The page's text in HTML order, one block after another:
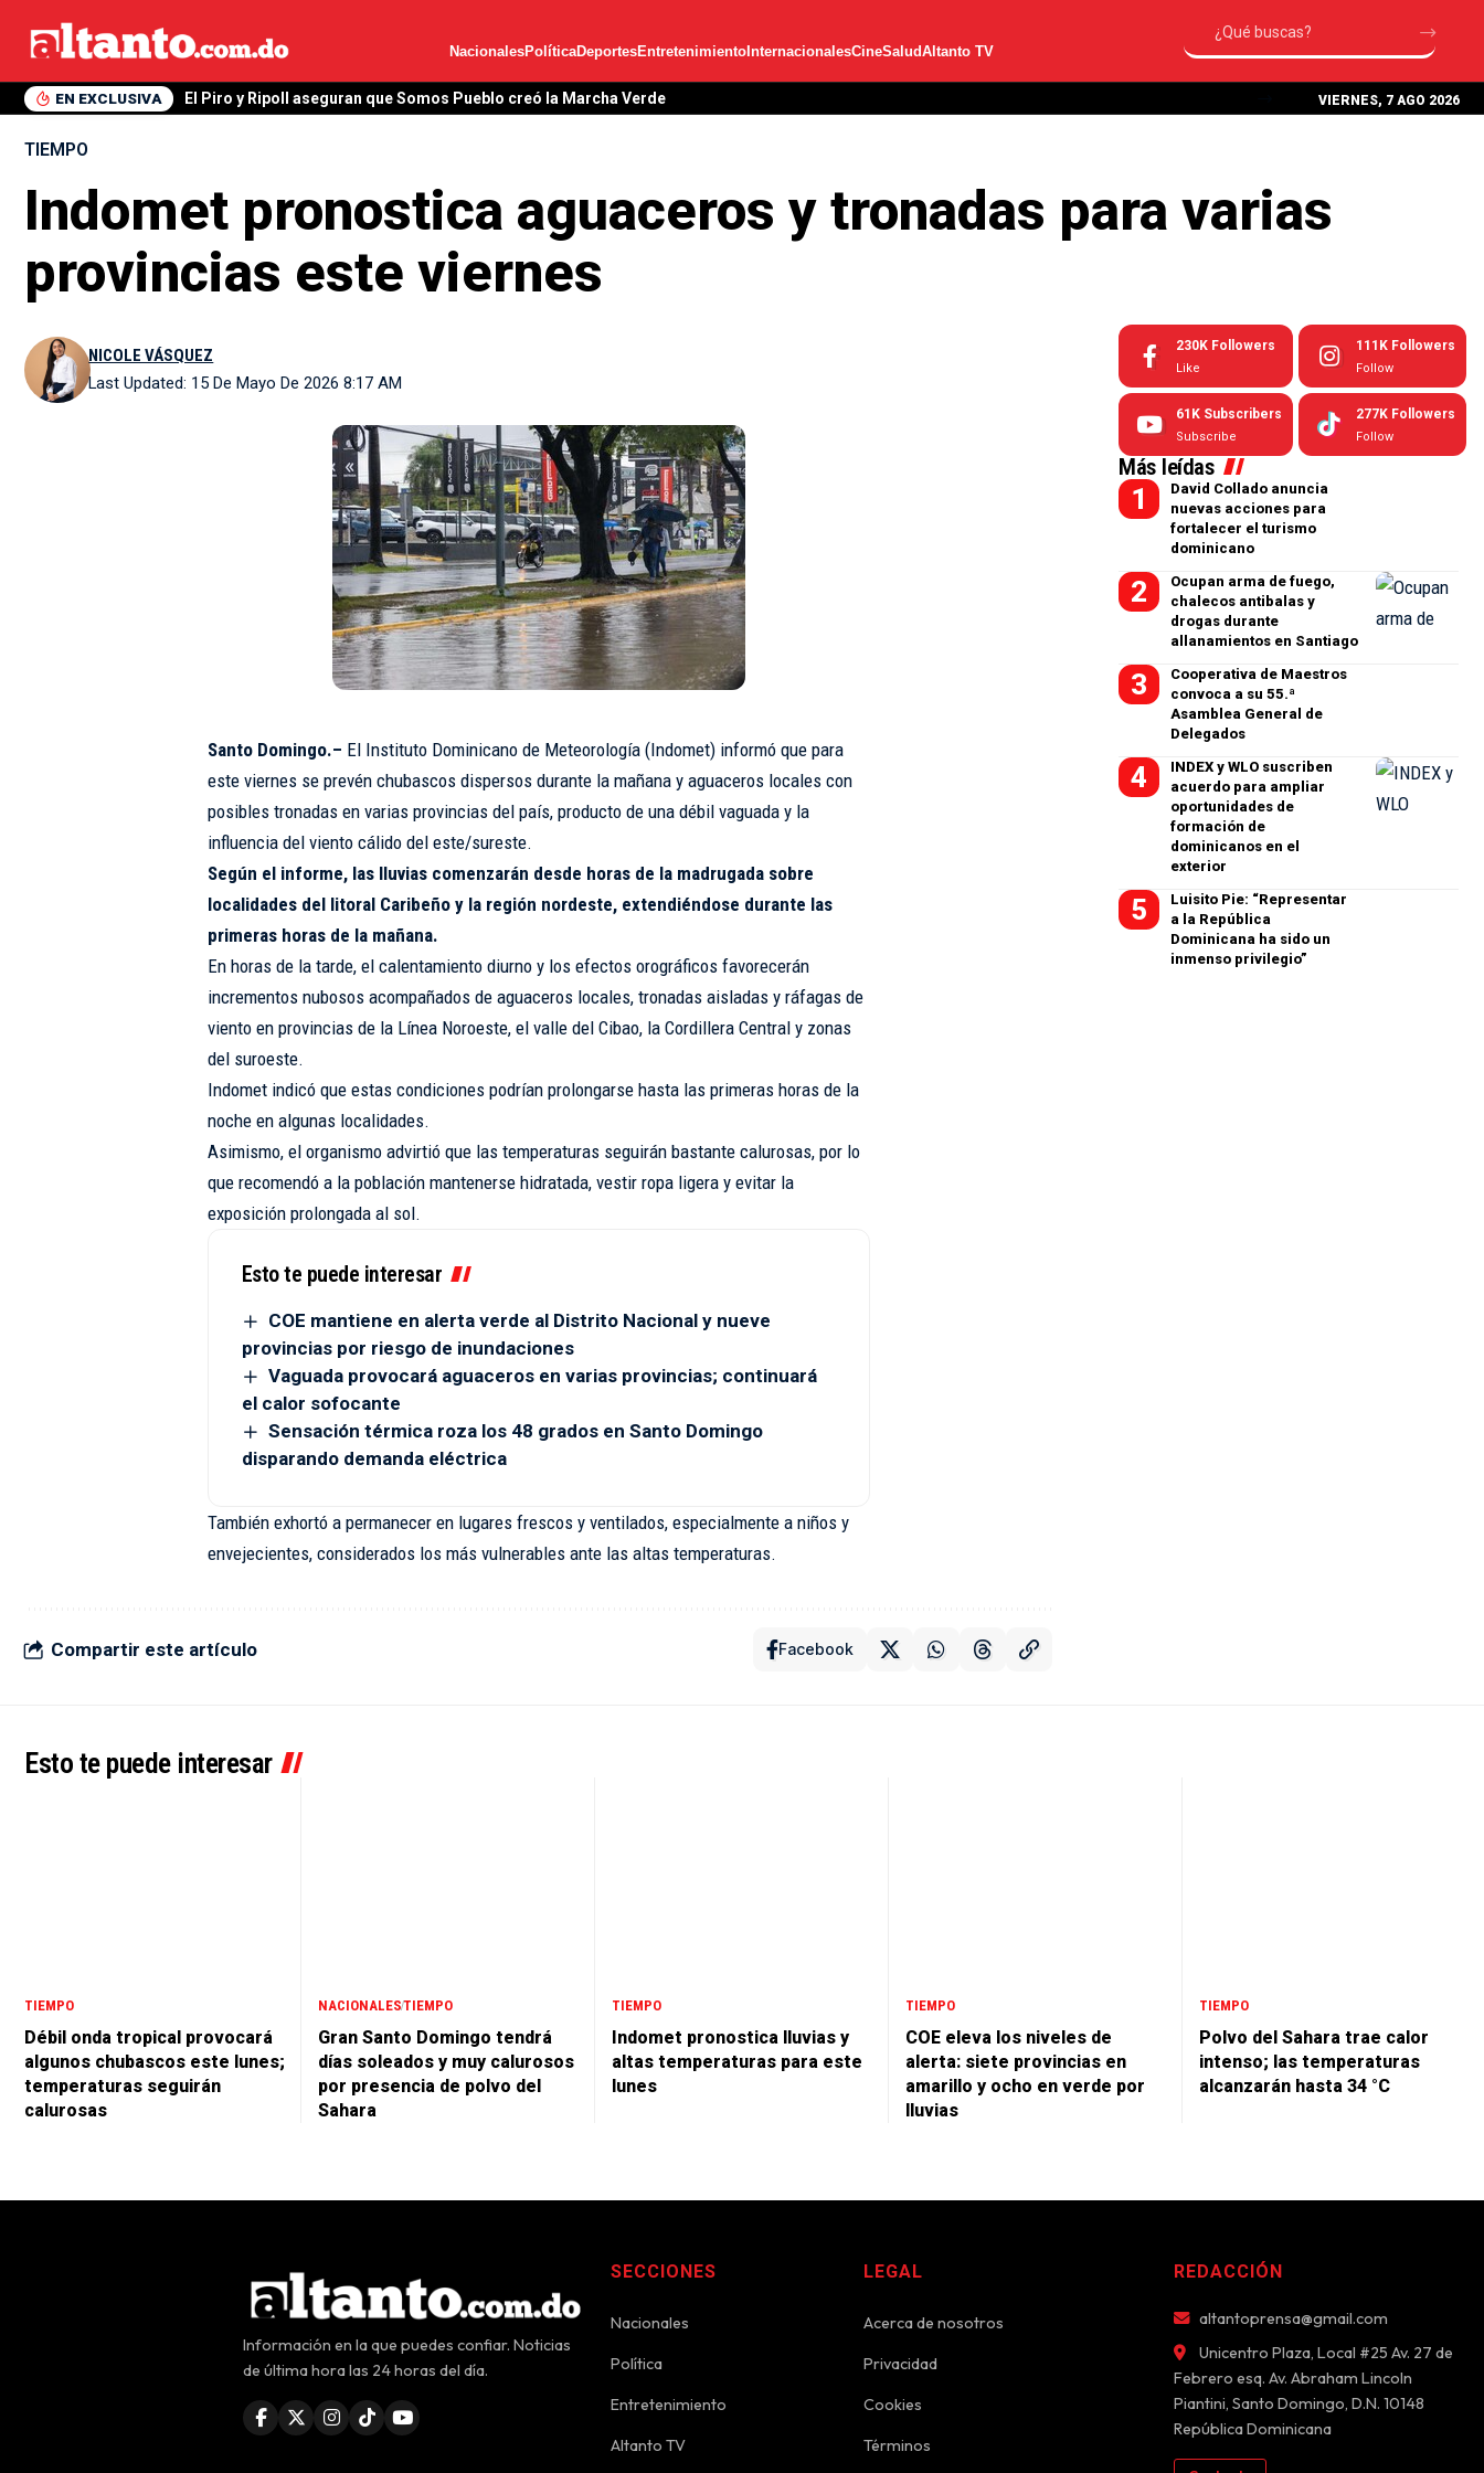
NacionalesPolíticaDeportesEntretenimiento InternacionalesCineSaludAltanto TV
EN EXCLUSIVA El Piro y Ripoll aseguran que Somos Pueblo creó la Marcha Verde VIERNES, 7 AGO 2026
TIEMPO
Indomet pronostica aguaceros y tronadas para varias
provincias este viernes
Last Updated: 15 De Mayo De 2026 8:17 AM
NICOLE VÁSQUEZ
Santo Domingo.– El Instituto Dominicano de Meteorología (Indomet) informó que para
este viernes se prevén chubascos dispersos durante la mañana y aguaceros locales con
posibles tronadas en varias provincias del país, producto de una débil vaguada y la
influencia del viento cálido del este/sureste.
Según el informe, las lluvias comenzarán desde horas de la madrugada sobre
localidades del litoral Caribeño y la región nordeste, extendiéndose durante las
primeras horas de la mañana.
En horas de la tarde, el calentamiento diurno y los efectos orográficos favorecerán
incrementos nubosos acompañados de aguaceros locales, tronadas aisladas y ráfagas de
viento en provincias de la Línea Noroeste, el valle del Cibao, la Cordillera Central y zonas
del suroeste.
Indomet indicó que estas condiciones podrían prolongarse hasta las primeras horas de la
noche en algunas localidades.
Asimismo, el organismo advirtió que las temperaturas seguirán bastante calurosas, por lo
que recomendó a la población mantenerse hidratada, vestir ropa ligera y evitar la
exposición prolongada al sol.
Esto te puede interesar
COE mantiene en alerta verde al Distrito Nacional y nueve
provincias por riesgo de inundaciones
Vaguada provocará aguaceros en varias provincias; continuará
el calor sofocante
Sensación térmica roza los 48 grados en Santo Domingo
disparando demanda eléctrica
También exhortó a permanecer en lugares frescos y ventilados, especialmente a niños y
envejecientes, considerados los más vulnerables ante las altas temperaturas.
Compartir este artículo Facebook
230K Followers
Like
111K Followers
Follow
61K Subscribers
Subscribe
277K Followers
Follow
Más leídas
David Collado anuncia
nuevas acciones para
fortalecer el turismo
dominicano
Ocupan arma de fuego,
chalecos antibalas y
drogas durante
allanamientos en Santiago
Cooperativa de Maestros
convoca a su 55.ª
Asamblea General de
Delegados
INDEX y WLO suscriben
acuerdo para ampliar
oportunidades de
formación de
dominicanos en el
exterior
Luisito Pie: “Representar
a la República
Dominicana ha sido un
inmenso privilegio”
Esto te puede interesar
TIEMPO
Débil onda tropical provocará
algunos chubascos este lunes;
temperaturas seguirán
calurosas
NACIONALESTIEMPO
Gran Santo Domingo tendrá
días soleados y muy calurosos
por presencia de polvo del
Sahara
TIEMPO
Indomet pronostica lluvias y
altas temperaturas para este
lunes
TIEMPO
COE eleva los niveles de
alerta: siete provincias en
amarillo y ocho en verde por
lluvias
TIEMPO
Polvo del Sahara trae calor
intenso; las temperaturas
alcanzarán hasta 34 °C
Información en la que puedes confiar. Noticias
de última hora las 24 horas del día.
SECCIONES
Nacionales
Política
Entretenimiento
Altanto TV
LEGAL
Acerca de nosotros
Privacidad
Cookies
Términos
REDACCIÓN
altantoprensa@gmail.com
Unicentro Plaza, Local #25 Av. 27 de
Febrero esq. Av. Abraham Lincoln
Piantini, Santo Domingo, D.N. 10148
República Dominicana